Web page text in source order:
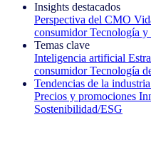
Insights destacados
Perspectiva del CMO
consumidor Tecnología y
Temas clave
Inteligencia artificial
consumidor Tecnología
Tendencias de la industria
Precios y promociones
Sostenibilidad/ESG